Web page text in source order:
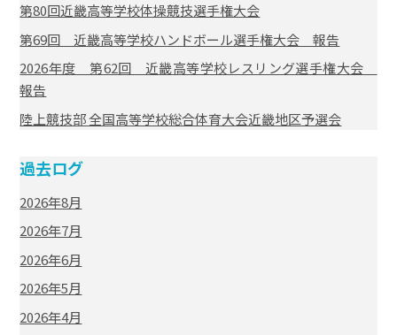
第80回近畿高等学校体操競技選手権大会
第69回 近畿高等学校ハンドボール選手権大会 報告
2026年度 第62回 近畿高等学校レスリング選手権大会
報告
陸上競技部 全国高等学校総合体育大会近畿地区予選会
過去ログ
2026年8月
2026年7月
2026年6月
2026年5月
2026年4月